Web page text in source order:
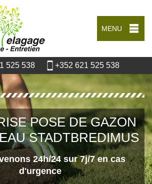
MENU
525 538 +352 621 525 538
POSE DE GAZON
STADTBREDIMUS
24h/24 sur 7j/7 en cas
d'urgence